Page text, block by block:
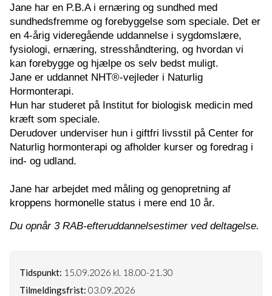
Jane har en P.B.A i ernæring og sundhed med
sundhedsfremme og forebyggelse som speciale. Det er
en 4-årig videregående uddannelse i sygdomslære,
fysiologi, ernæring, stresshåndtering, og hvordan vi
kan forebygge og hjælpe os selv bedst muligt.
Jane er uddannet NHT®-vejleder i Naturlig
Hormonterapi.
Hun har studeret på Institut for biologisk medicin med
kræft som speciale.
Derudover underviser hun i giftfri livsstil på Center for
Naturlig hormonterapi og afholder kurser og foredrag i
ind- og udland.
Jane har arbejdet med måling og genopretning af
kroppens hormonelle status i mere end 10 år.
Du opnår 3 RAB-efteruddannelsestimer ved deltagelse.
Tidspunkt: 15.09.2026 kl. 18.00-21.30
Tilmeldingsfrist: 03.09.2026